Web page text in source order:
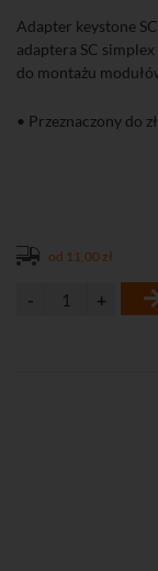
Adapter keystone
adaptera SC
do montażu
• Przeznaczony do
od 11,00 zł